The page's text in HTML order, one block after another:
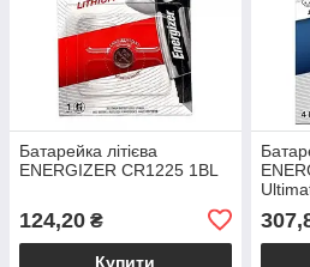
Батарейка літієва
ENERGIZER CR1225 1BL
124,20 ₴
Купити